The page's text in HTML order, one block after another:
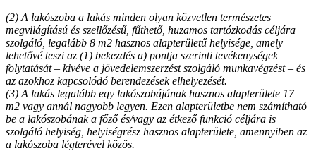
(2) A lakószoba a lakás minden olyan közvetlen természetes
megvilágítású és szellőzésű, fűthető, huzamos tartózkodás céljára
szolgáló, legalább 8 m2 hasznos alapterületű helyisége, amely
lehetővé teszi az (1) bekezdés a) pontja szerinti tevékenységek
folytatását – kivéve a jövedelemszerzést szolgáló munkavégzést – és
az azokhoz kapcsolódó berendezések elhelyezését.
(3) A lakás legalább egy lakószobájának hasznos alapterülete 17
m2 vagy annál nagyobb legyen. Ezen alapterületbe nem számítható
be a lakószobának a főző és/vagy az étkező funkció céljára is
szolgáló helyiség, helyiségrész hasznos alapterülete, amennyiben az
a lakószoba légterével közös.